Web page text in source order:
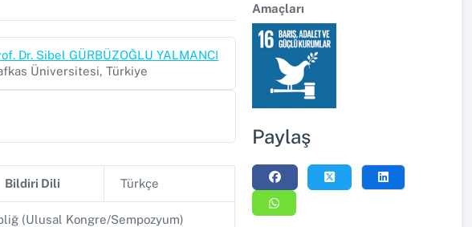
Dr. Sibel GÜRBÜZOĞLU YALMANCI
Üniversitesi, Türkiye
Bildiri Dili Türkçe
(Ulusal Kongre/Sempozyum)
Amaçları
Paylaş